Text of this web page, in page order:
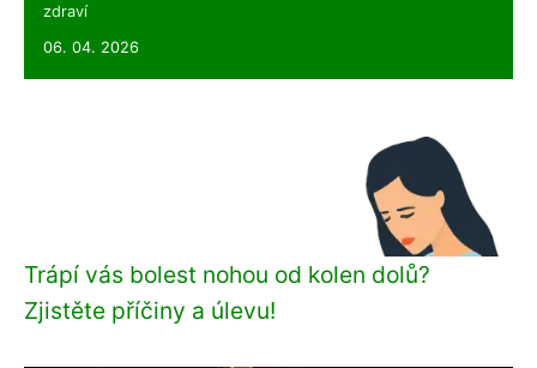
zdraví
06. 04. 2026
Trápí vás bolest nohou od kolen dolů?
Zjistěte příčiny a úlevu!